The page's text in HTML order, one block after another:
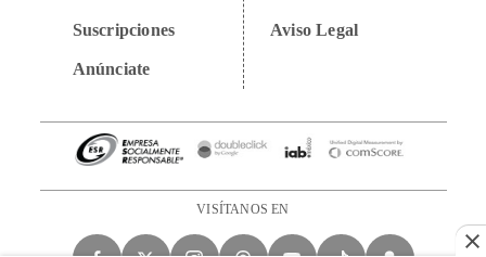
Suscripciones
Anúnciate
Aviso Legal
VISÍTANOS EN